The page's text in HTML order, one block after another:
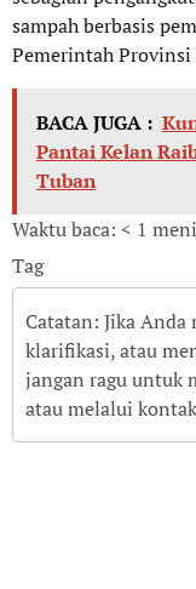
sampah berbasis
Pemerintah Provinsi
BACA JUGA :
Pantai Kelan
Tuban
Waktu baca: < 1
Tag
Catatan: Jika
klarifikasi, atau
jangan ragu untuk
atau melalui